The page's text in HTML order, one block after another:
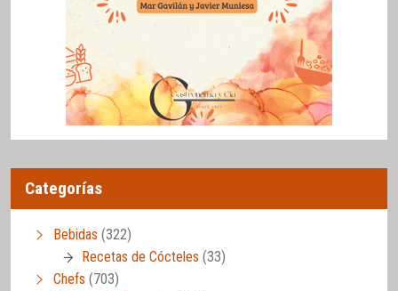
Categorías
Bebidas (322)
Recetas de Cócteles (33)
Chefs (703)